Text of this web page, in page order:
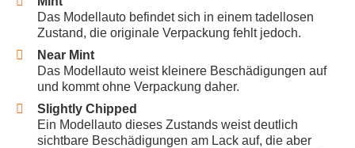
Das Modellauto befindet sich in einem tadellosen
Zustand, die originale Verpackung fehlt jedoch.
Near Mint
Das Modellauto weist kleinere Beschädigungen auf
und kommt ohne Verpackung daher.
Slightly Chipped
Ein Modellauto dieses Zustands weist deutlich
sichtbare Beschädigungen am Lack auf, die aber